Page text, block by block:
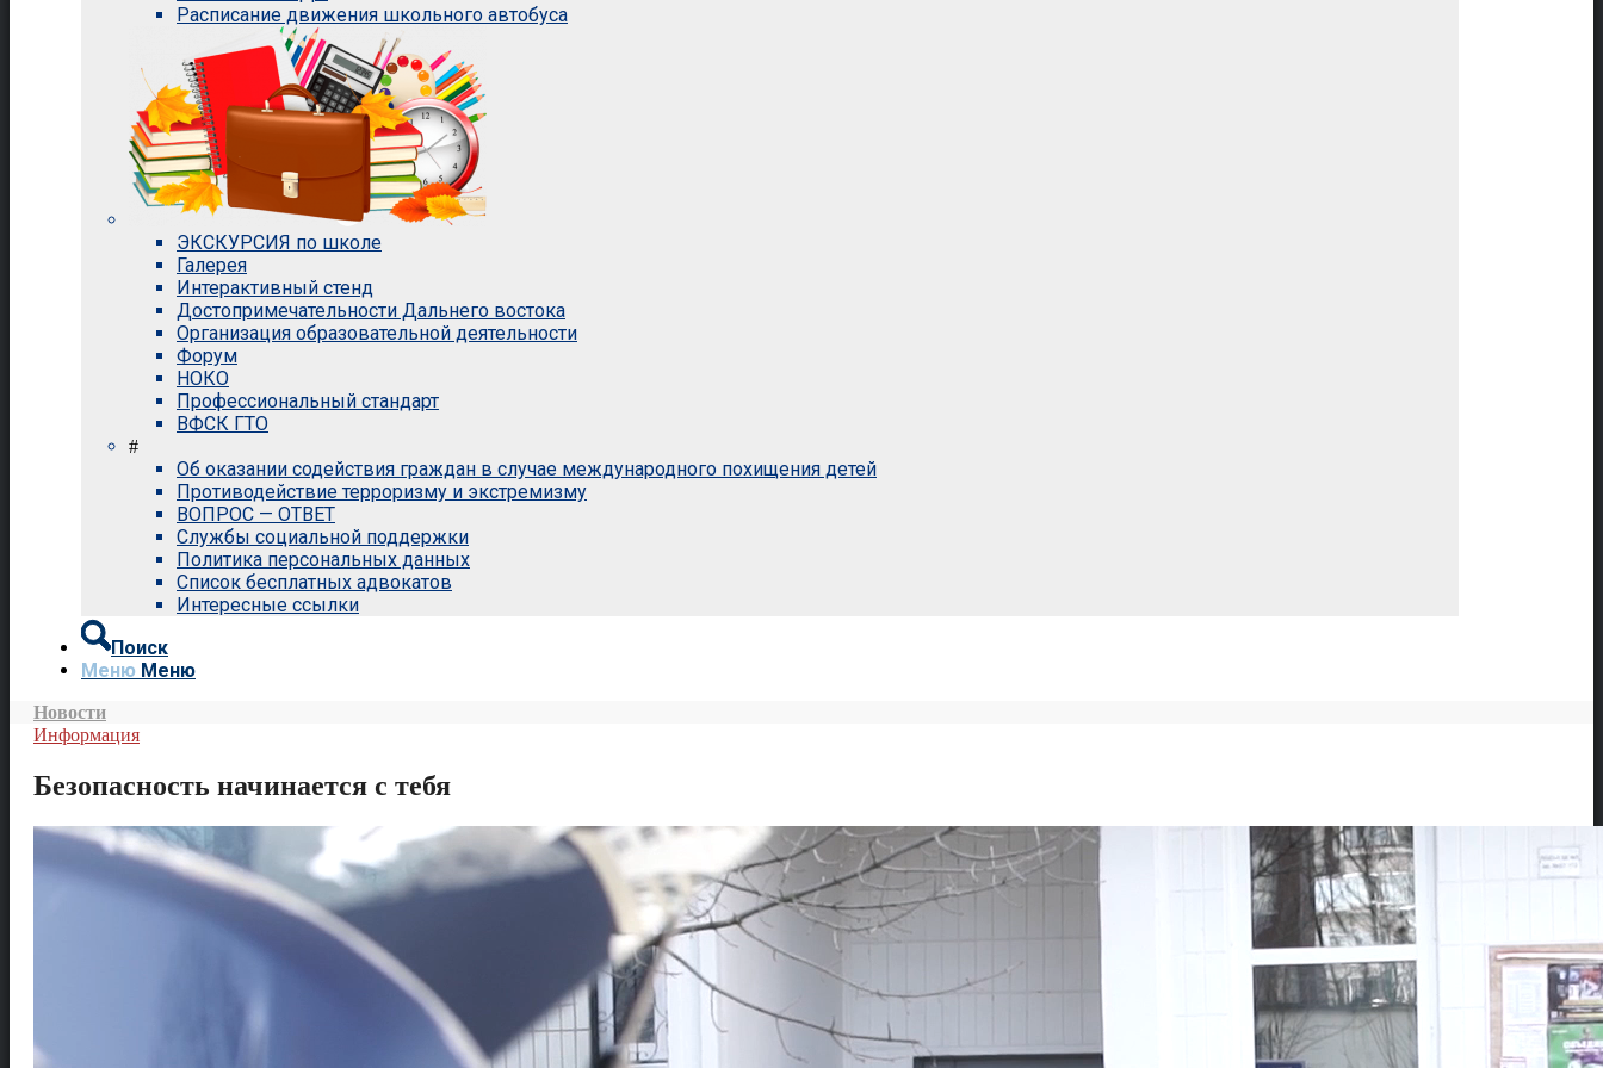
Расписание движения школьного автобуса
ЭКСКУРСИЯ по школе
Галерея
Интерактивный стенд
Достопримечательности Дальнего востока
Организация образовательной деятельности
Форум
НОКО
Профессиональный стандарт
ВФСК ГТО
#
Об оказании содействия граждан в случае международного похищения детей
Противодействие терроризму и экстремизму
ВОПРОС — ОТВЕТ
Службы социальной поддержки
Политика персональных данных
Список бесплатных адвокатов
Интересные ссылки
Поиск
Меню Меню
Новости
Информация
Безопасность начинается с тебя